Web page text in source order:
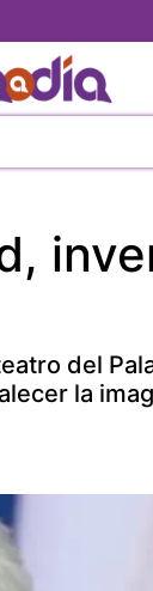
al
contenido
principal
del
la